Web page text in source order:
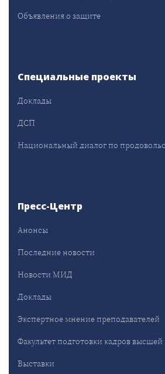
Объявления о защите
Специальные проекты
Доклады
ДСП
Национальный диалог по
Пресс-Центр
Анонсы
Последние новости
Новости МИД
Доклады
Экспертное мнение преподавателей
Факультет подготовки кадров
Выставки